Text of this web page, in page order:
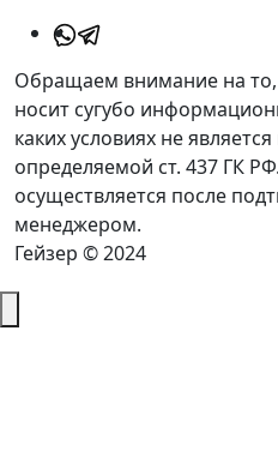
Обращаем внимание на
носит сугубо
каких условиях не
определяемой ст. 437 ГК
осуществляется после
менеджером.
Гейзер © 2024